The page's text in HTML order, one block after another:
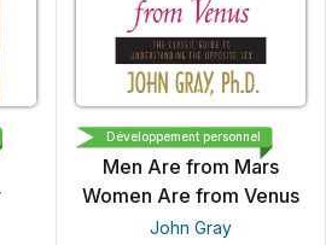
HARPER
Men Are from Mars
Women Are from Venus
John Gray
Développement personnel